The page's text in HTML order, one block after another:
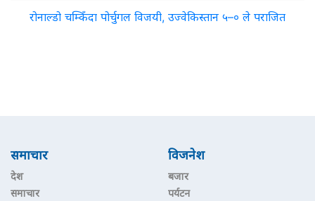
रोनाल्डो चम्किँदा पोर्चुगल विजयी, उज्वेकिस्तान ५–० ले पराजित
समाचार
देश
समाचार
विजनेश
बजार
पर्यटन